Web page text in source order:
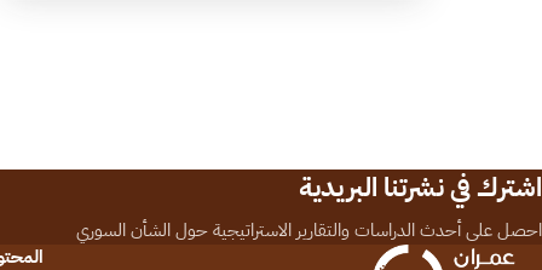
اشترك في نشرتنا البريدية
احصل على أحدث الدراسات والتقارير الاستراتيجية حول الشأن السوري